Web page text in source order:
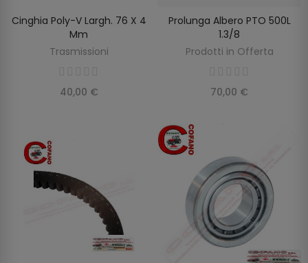
AGGIUNGI AL CARRELLO
Cinghia Poly-V Largh. 76 X 4
Mm
Trasmissioni
40,00 €
AGGIUNGI AL CARRELLO
Prolunga Albero PTO 500L
1.3/8
Prodotti in Offerta
70,00 €